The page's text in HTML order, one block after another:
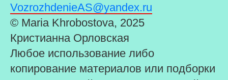
VozrozhdenieAS@yandex.ru
© Maria Khrobostova, 2025
Кристианна Орловская
Любое использование либо
копирование материалов или подборки